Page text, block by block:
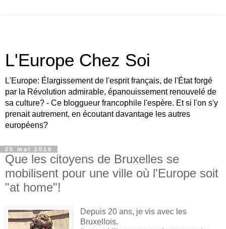
L'Europe Chez Soi
L'Europe: Élargissement de l'esprit français, de l'État forgé
par la Révolution admirable, épanouissement renouvelé de
sa culture? - Ce bloggueur francophile l'espère. Et si l'on s'y
prenait autrement, en écoutant davantage les autres
européens?
25 mai 2010
Que les citoyens de Bruxelles se
mobilisent pour une ville où l'Europe soit
"at home"!
Depuis 20 ans, je vis avec les
Bruxellois.